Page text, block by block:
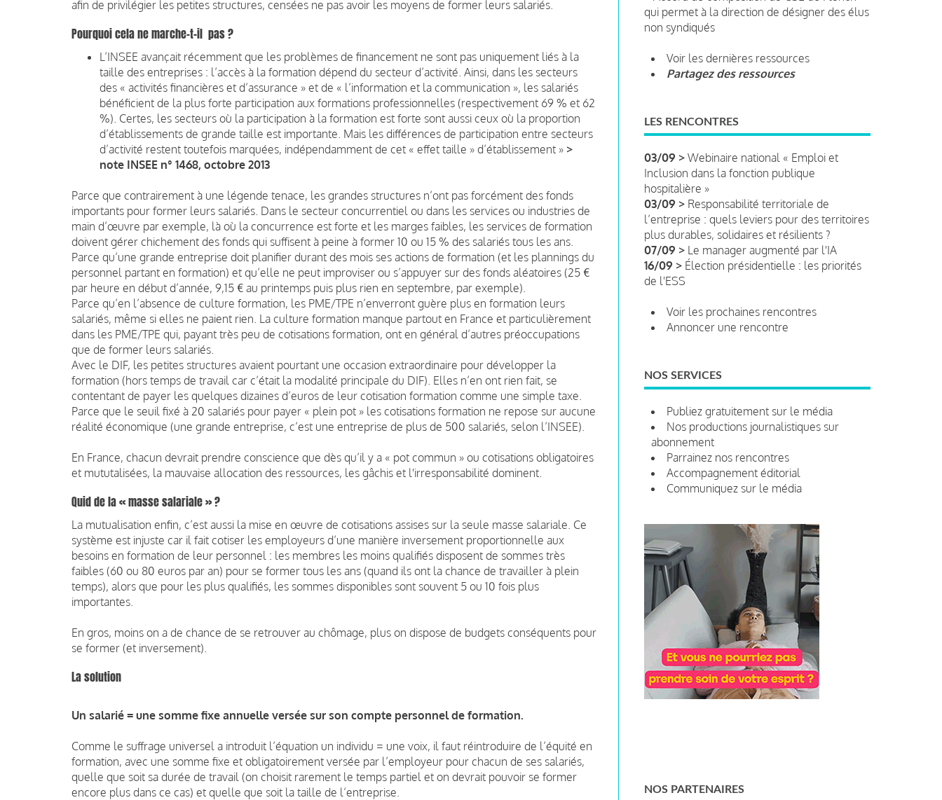
afin de privilégier les petites structures, censées ne pas avoir les moyens de former leurs salariés.
Pourquoi cela ne marche-t-il pas ?
L’INSEE avançait récemment que les problèmes de financement ne sont pas uniquement liés à la
taille des entreprises : l’accès à la formation dépend du secteur d’activité. Ainsi, dans les secteurs
des « activités financières et d’assurance » et de « l’information et la communication », les salariés
bénéficient de la plus forte participation aux formations professionnelles (respectivement 69 % et 62
%). Certes, les secteurs où la participation à la formation est forte sont aussi ceux où la proportion
d’établissements de grande taille est importante. Mais les différences de participation entre secteurs
d’activité restent toutefois marquées, indépendamment de cet « effet taille » d’établissement » >
note INSEE n° 1468, octobre 2013
Parce que contrairement à une légende tenace, les grandes structures n’ont pas forcément des fonds
importants pour former leurs salariés. Dans le secteur concurrentiel ou dans les services ou industries de
main d’œuvre par exemple, là où la concurrence est forte et les marges faibles, les services de formation
doivent gérer chichement des fonds qui suffisent à peine à former 10 ou 15 % des salariés tous les ans.
Parce qu’une grande entreprise doit planifier durant des mois ses actions de formation (et les plannings du
personnel partant en formation) et qu’elle ne peut improviser ou s’appuyer sur des fonds aléatoires (25 €
par heure en début d’année, 9,15 € au printemps puis plus rien en septembre, par exemple).
Parce qu’en l’absence de culture formation, les PME/TPE n’enverront guère plus en formation leurs
salariés, même si elles ne paient rien. La culture formation manque partout en France et particulièrement
dans les PME/TPE qui, payant très peu de cotisations formation, ont en général d’autres préoccupations
que de former leurs salariés.
Avec le DIF, les petites structures avaient pourtant une occasion extraordinaire pour développer la
formation (hors temps de travail car c’était la modalité principale du DIF). Elles n’en ont rien fait, se
contentant de payer les quelques dizaines d’euros de leur cotisation formation comme une simple taxe.
Parce que le seuil fixé à 20 salariés pour payer « plein pot » les cotisations formation ne repose sur aucune
réalité économique (une grande entreprise, c’est une entreprise de plus de 500 salariés, selon l’INSEE).
En France, chacun devrait prendre conscience que dès qu’il y a « pot commun » ou cotisations obligatoires
et mututalisées, la mauvaise allocation des ressources, les gâchis et l'irresponsabilité dominent.
Quid de la « masse salariale » ?
La mutualisation enfin, c’est aussi la mise en œuvre de cotisations assises sur la seule masse salariale. Ce
système est injuste car il fait cotiser les employeurs d’une manière inversement proportionnelle aux
besoins en formation de leur personnel : les membres les moins qualifiés disposent de sommes très
faibles (60 ou 80 euros par an) pour se former tous les ans (quand ils ont la chance de travailler à plein
temps), alors que pour les plus qualifiés, les sommes disponibles sont souvent 5 ou 10 fois plus
importantes.
En gros, moins on a de chance de se retrouver au chômage, plus on dispose de budgets conséquents pour
se former (et inversement).
La solution
Un salarié = une somme fixe annuelle versée sur son compte personnel de formation.
Comme le suffrage universel a introduit l’équation un individu = une voix, il faut réintroduire de l’équité en
formation, avec une somme fixe et obligatoirement versée par l’employeur pour chacun de ses salariés,
quelle que soit sa durée de travail (on choisit rarement le temps partiel et on devrait pouvoir se former
encore plus dans ce cas) et quelle que soit la taille de l’entreprise.
qui permet à la direction de désigner des élus
non syndiqués
Voir les dernières ressources
Partagez des ressources
LES RENCONTRES
03/09 > Webinaire national « Emploi et
Inclusion dans la fonction publique
hospitalière »
03/09 > Responsabilité territoriale de
l’entreprise : quels leviers pour des territoires
plus durables, solidaires et résilients ?
07/09 > Le manager augmenté par l'IA
16/09 > Élection présidentielle : les priorités
de l'ESS
Voir les prochaines rencontres
Annoncer une rencontre
NOS SERVICES
Publiez gratuitement sur le média
Nos productions journalistiques sur
abonnement
Parrainez nos rencontres
Accompagnement éditorial
Communiquez sur le média
NOS PARTENAIRES